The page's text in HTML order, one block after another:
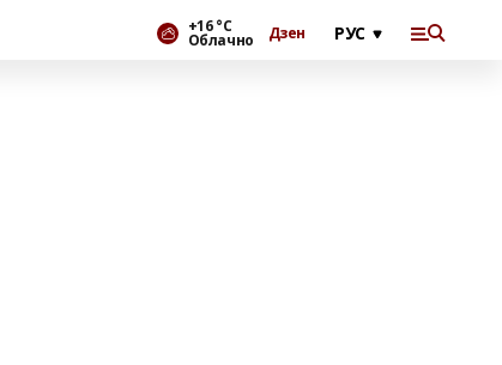
+16 °С
Облачно Дзен